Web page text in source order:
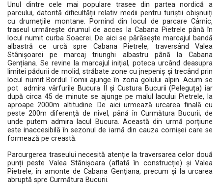
Unul dintre cele mai populare trasee din partea nordică a
parcului, datorită dificultății relativ medii pentru turiștii obișnuiți
cu drumețiile montane. Pornind din locul de parcare Cârnic,
traseul urmărește drumul de acces la Cabana Pietrele până în
locul numit curba Soacrei. De aici se părăsește marcajul bandă
albastră ce urcă spre Cabana Pietrele, traversând Valea
Stânișoarei pe marcaj triunghi albastru până la Cabana
Gențiana. Se revine la marcajul inițial, poteca urcând deasupra
limitei pădurii de molid, străbate zone cu jnepeniș și trecând prin
locul numit Bordul Tomii ajunge în zona golului alpin. Acum se
pot
admira vârfurile Bucura II și Custura Bucurii (Peleguța) iar
după circa 45 de minute se ajunge pe malul lacului Pietrele, la
aproape 2000m altitudine. De aici urmează urcarea finală cu
peste 200m diferență de nivel, până în Curmătura Bucurii, de
unde putem admira lacul Bucura. Această din urmă porțiune
este inaccesibilă în sezonul de iarnă din cauza cornișei care se
formează pe creastă.
Parcurgerea traseului necesită atenție la traversarea celor două
punți peste Valea Stânișoara (aflată în construcție) și Valea
Pietrele, în amonte de Cabana Gențiana, precum și la urcarea
abruptă spre Curmătura Bucurii.